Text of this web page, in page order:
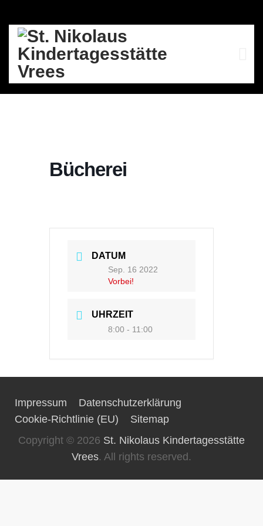
Skip
Bücherei
DATUM
Sep. 16 2022
Vorbei!
UHRZEIT
8:00 - 11:00
Impressum
Datenschutzerklärung
Cookie-Richtlinie (EU)
Sitemap
Copyright © 2026 St. Nikolaus Kindertagesstätte
Vrees. All rights reserved.